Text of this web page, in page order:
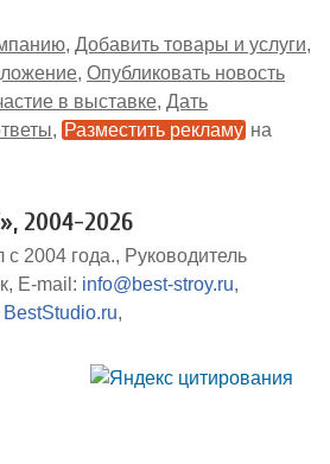
Добавить товары и услуги
Опубликовать новость
в выставке Дать
Разместить рекламу на
2004-2026
с 2004 года.
Руководитель
E-mail: info@best-stroy.ru
BestStudio.ru